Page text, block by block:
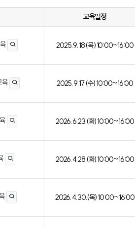
교육일정
2025. 9. 18.(목) 10:00~16:00
육 2025. 9. 17.(수) 10:00~16:00
2026. 6. 23.(화) 10:00~16:00
2026. 4. 28.(화) 10:00~16:00
2026. 4. 30.(목) 10:00~16:00